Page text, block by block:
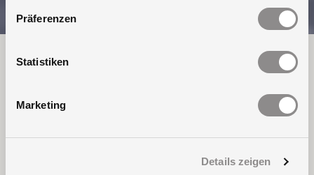
Präferenzen
Statistiken
Marketing
Details zeigen
(Verglaster) Dachausstieg
Erwägen Sie, Ihrem Zuhause oder Büro natürliches
oder traditionelle Oberlichter